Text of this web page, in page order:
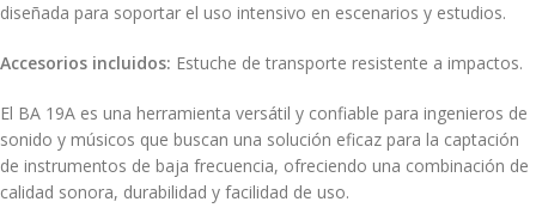
diseñada para soportar el uso intensivo en escenarios y estudios.
Accesorios incluidos: Estuche de transporte resistente a impactos.
El BA 19A es una herramienta versátil y confiable para ingenieros de
sonido y músicos que buscan una solución eficaz para la captación
de instrumentos de baja frecuencia, ofreciendo una combinación de
calidad sonora, durabilidad y facilidad de uso.